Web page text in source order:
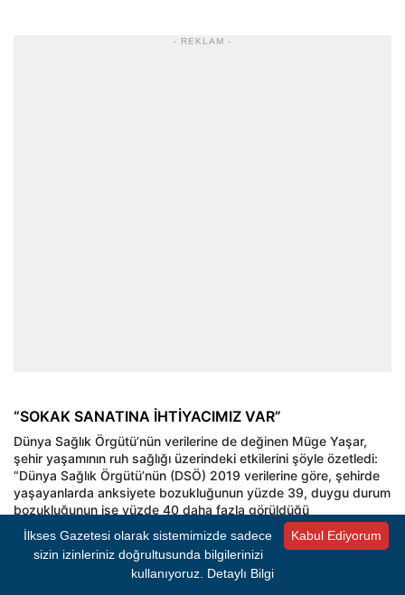
- REKLAM -
“SOKAK SANATINA İHTİYACIMIZ VAR”
Dünya Sağlık Örgütü’nün verilerine de değinen Müge Yaşar,
şehir yaşamının ruh sağlığı üzerindeki etkilerini şöyle özetledi:
“Dünya Sağlık Örgütü’nün (DSÖ) 2019 verilerine göre, şehirde
yaşayanlarda anksiyete bozukluğunun yüzde 39, duygu durum
bozukluğunun ise yüzde 40 daha fazla görüldüğü
hatırlatılmaktadır. Sanatın tedaviye dahil edildiği durumlarda
ruhsal şikayetlerin yüzde 32 oranında gerilediği ispatlanmıştır.
Eğitim sistemimiz genellikle analitik düşünen sol beyni odaklar;
ancak sağ beyin duygusal zekayı ve estetiği temsil eder.
Kabul Ediyorum
İlkses Gazetesi olarak sistemimizde sadece
sizin izinleriniz doğrultusunda bilgilerinizi
kullanıyoruz. Detaylı Bilgi